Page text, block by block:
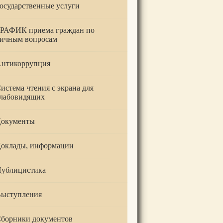
услуги
приема граждан по
вопросам
чтения с экрана для
информации
документов